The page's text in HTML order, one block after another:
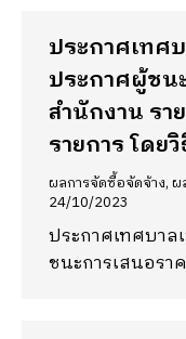
ประกาศเทศ
ประกาศผู้ชน
สำนักงาน ร
รายการ โดย
ผลการจัดซื้อจัดจ้าง,ผ
24/10/2023
ประกาศเทศบาล
ชนะการเสนอรา